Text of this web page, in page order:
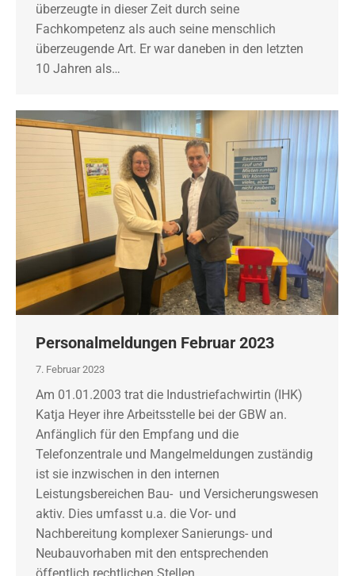
überzeugte in dieser Zeit durch seine
Fachkompetenz als auch seine menschlich
überzeugende Art. Er war daneben in den letzten
10 Jahren als…
Personalmeldungen Februar 2023
7. Februar 2023
Am 01.01.2003 trat die Industriefachwirtin (IHK)
Katja Heyer ihre Arbeitsstelle bei der GBW an.
Anfänglich für den Empfang und die
Telefonzentrale und Mangelmeldungen zuständig
ist sie inzwischen in den internen
Leistungsbereichen Bau- und Versicherungswesen
aktiv. Dies umfasst u.a. die Vor- und
Nachbereitung komplexer Sanierungs- und
Neubauvorhaben mit den entsprechenden